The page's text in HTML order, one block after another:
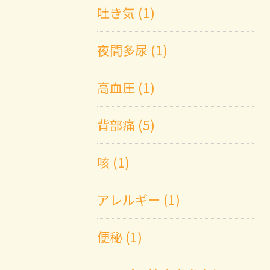
吐き気 (1)
夜間多尿 (1)
高血圧 (1)
背部痛 (5)
咳 (1)
アレルギー (1)
便秘 (1)